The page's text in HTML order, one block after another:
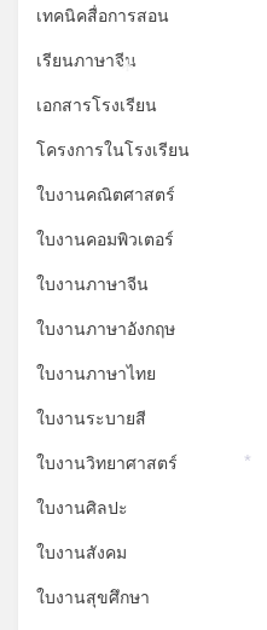
เทคนิคสื่อการสอน
เรียนภาษาจีน
เอกสารโรงเรียน
โครงการในโรงเรียน
ใบงานคณิตศาสตร์
ใบงานคอมพิวเตอร์
ใบงานภาษาจีน
ใบงานภาษาอังกฤษ
ใบงานภาษาไทย
ใบงานระบายสี
ใบงานวิทยาศาสตร์
ใบงานศิลปะ
ใบงานสังคม
ใบงานสุขศึกษา
*